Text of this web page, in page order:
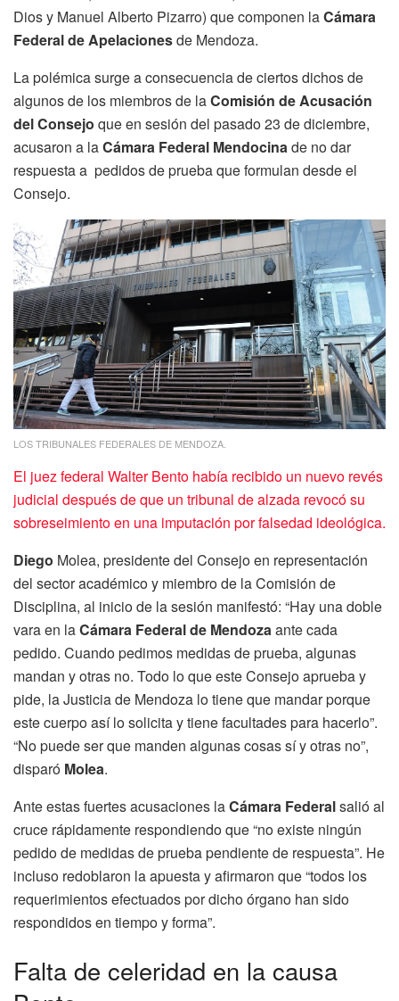
Dios y Manuel Alberto Pizarro) que componen laCámara
Federal de Apelacionesde Mendoza.
La polémica surge a consecuencia de ciertos dichos de
algunos de los miembros de laComisión de Acusación
del Consejo que en sesión del pasado 23 de diciembre,
acusaron a laCámara Federal Mendocinade no dar
respuesta a pedidos de prueba que formulan desde el
Consejo.
LOS TRIBUNALES FEDERALES DE MENDOZA.
El juez federal Walter Bento había recibido un nuevo revés
judicial después de que un tribunal de alzada revocó su
sobreseimiento en una imputación por falsedad ideológica.
Diego Molea, presidente del Consejo en representación
del sector académico y miembro de la Comisión de
Disciplina, al inicio de la sesión manifestó: “Hay una doble
vara en laCámara Federal de Mendozaante cada
pedido. Cuando pedimos medidas de prueba, algunas
mandan y otras no. Todo lo que este Consejo aprueba y
pide, la Justicia de Mendoza lo tiene que mandar porque
este cuerpo así lo solicita y tiene facultades para hacerlo”.
“No puede ser que manden algunas cosas sí y otras no”,
disparó Molea.
Ante estas fuertes acusaciones laCámara Federalsalió al
cruce rápidamente respondiendo que “no existe ningún
pedido de medidas de prueba pendiente de respuesta”. He
incluso redoblaron la apuesta y afirmaron que “todos los
requerimientos efectuados por dicho órgano han sido
respondidos en tiempo y forma”.
Falta de celeridad en la causa